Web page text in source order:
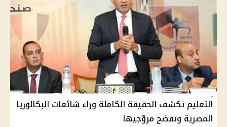
التعليم تكشف الحقيقة الكاملة وراء شائعات البكالوريا
المصرية وتفضح مروّجيها